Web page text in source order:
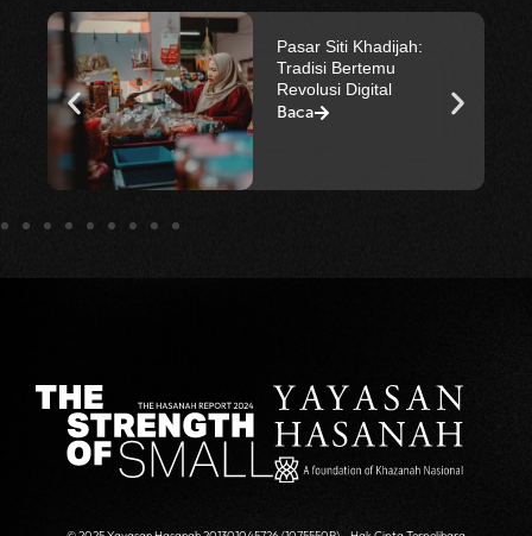
Menjulang Warisan
Emas: Kebangkitan
Semula Telepuk di
Terengganu
Baca